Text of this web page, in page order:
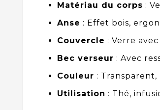
Matériau du corps :
Anse : Effet bois,
Couvercle : Verre
Bec verseur : Avec
Couleur : Transparent,
Utilisation : Thé,